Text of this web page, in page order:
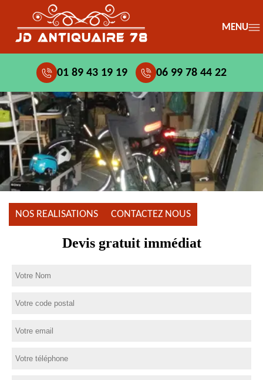
MENU
01 89 43 19 19 06 99 78 44 22
NOS REALISATIONS CONTACTEZ NOUS
Devis gratuit immédiat